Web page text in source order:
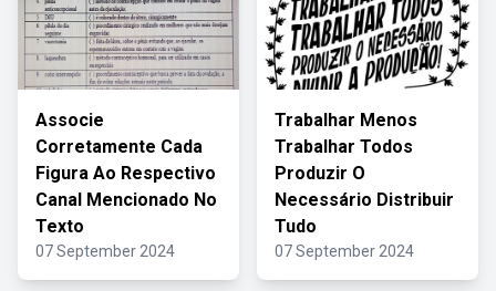
Associe
Corretamente Cada
Figura Ao Respectivo
Canal Mencionado No
Texto
07 September 2024
Trabalhar Menos
Trabalhar Todos
Produzir O
Necessário Distribuir
Tudo
07 September 2024